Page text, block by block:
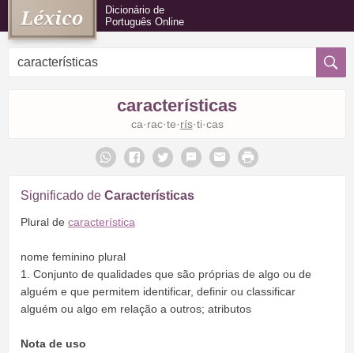
Dicionário de
Português Online
características
ca·rac·te·rís·ti·cas
Significado de Características
Plural de característica
nome feminino plural
1. Conjunto de qualidades que são próprias de algo ou de
alguém e que permitem identificar, definir ou classificar
alguém ou algo em relação a outros; atributos
Nota de uso